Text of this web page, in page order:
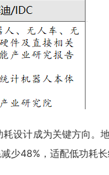
设计成为关键方向
少48%，适配低功耗长